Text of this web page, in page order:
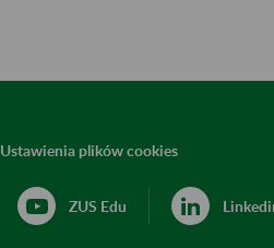
Ustawienia plików cookies
ZUS Edu